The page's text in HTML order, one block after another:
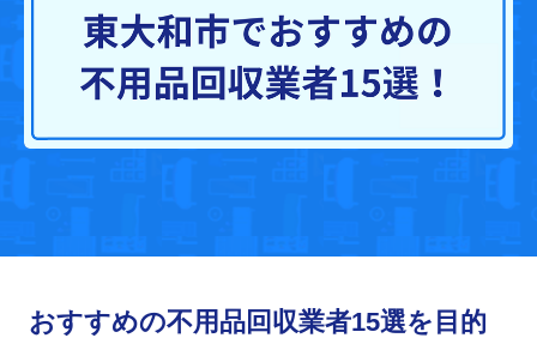
おすすめの不用品回収業者15選を目的